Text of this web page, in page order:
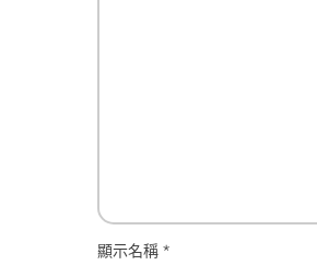
顯示名稱 *